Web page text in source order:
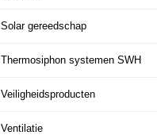
Solar gereedschap
Thermosiphon systemen SWH
Veiligheidsproducten
Ventilatie